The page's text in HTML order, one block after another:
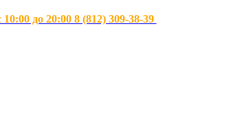
до 20:00 8 (812) 309-38-39